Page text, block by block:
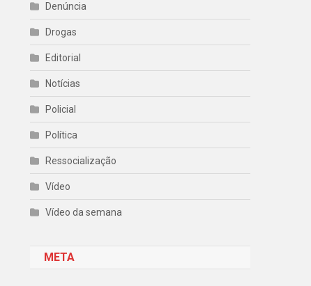
Denúncia
Drogas
Editorial
Notícias
Policial
Política
Ressocialização
Vídeo
Vídeo da semana
META